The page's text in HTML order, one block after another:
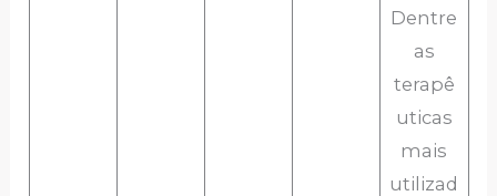
Dentre
as
terapê
uticas
mais
utilizad